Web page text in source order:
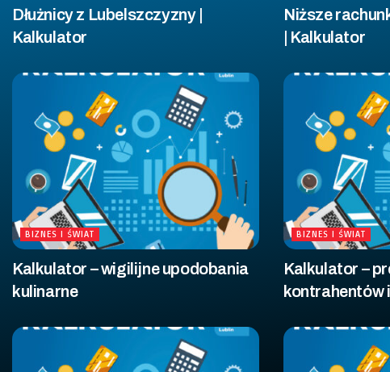
Dłużnicy z Lubelszczyzny |
Kalkulator
Niższe
| Kalkulator
BIZNES I ŚWIAT
Kalkulator – wigilijne upodobania
kulinarne
BIZNES I ŚWIAT
Kalkulator –
kontrahentów